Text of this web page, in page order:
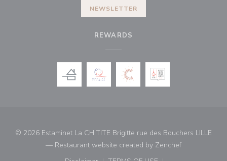
NEWSLETTER
REWARDS
© 2026 Estaminet La CH’TITE Brigitte rue des Bouchers LILLE
— Restaurant website created by Zenchef((opens in a